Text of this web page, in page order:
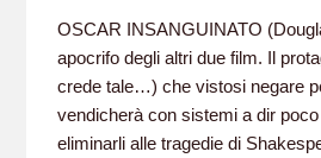
OSCAR INSANGUINATO
apocrifo degli altri due film. Il
crede tale…) che vistosi negare
vendicherà con sistemi a dir
eliminarli alle tragedie di